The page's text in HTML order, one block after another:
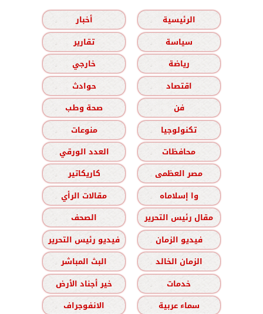
الرئيسية
أخبار
سياسة
تقارير
رياضة
خارجي
اقتصاد
حوادث
فن
صحة وطب
تكنولوجيا
منوعات
محافظات
العدد الورقي
مصر العظمى
كاريكاتير
وا إسلاماه
مقالات الرأي
مقال رئيس التحرير
الصحف
فيديو الزمان
فيديو رئيس التحرير
الزمان الخالد
البث المباشر
خدمات
خير أجناد الأرض
سماء عربية
الانفوجراف